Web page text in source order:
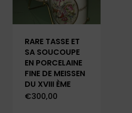
RARE TASSE ET
SA SOUCOUPE
EN PORCELAINE
FINE DE MEISSEN
DU XVIII ÈME
€300,00